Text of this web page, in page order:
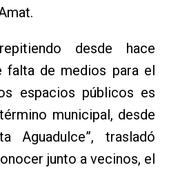
desde hace
falta de medios para el
espacios públicos es
municipal, desde
Aguadulce”, trasladó
junto a vecinos, el